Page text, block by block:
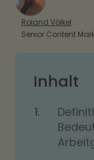
Roland Völkel
Senior Content
Inhalt